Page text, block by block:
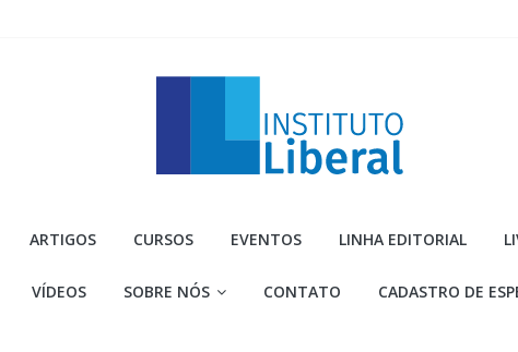
Liberal
ARTIGOS CURSOS EVENTOS LINHA EDITORIAL
VÍDEOS SOBRE NÓS CONTATO CADASTRO DE